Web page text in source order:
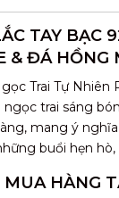
TAY BẠC
& ĐÁ HỒNG
Trai Tự
ngọc trai sáng
mang ý
buổi hẹn
HÀNG